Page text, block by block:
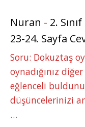
Nuran - 2.
23-24. Sayfa
Soru: Dokuztaş
oynadığınız
eğlenceli
düşüncelerinizi
…